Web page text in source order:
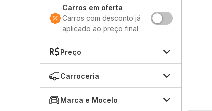
Carros em oferta
Carros com desconto já
aplicado ao preço final
Preço
Carroceria
Marca e Modelo